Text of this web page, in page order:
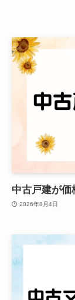
中古戸建が価
2026年8月4日